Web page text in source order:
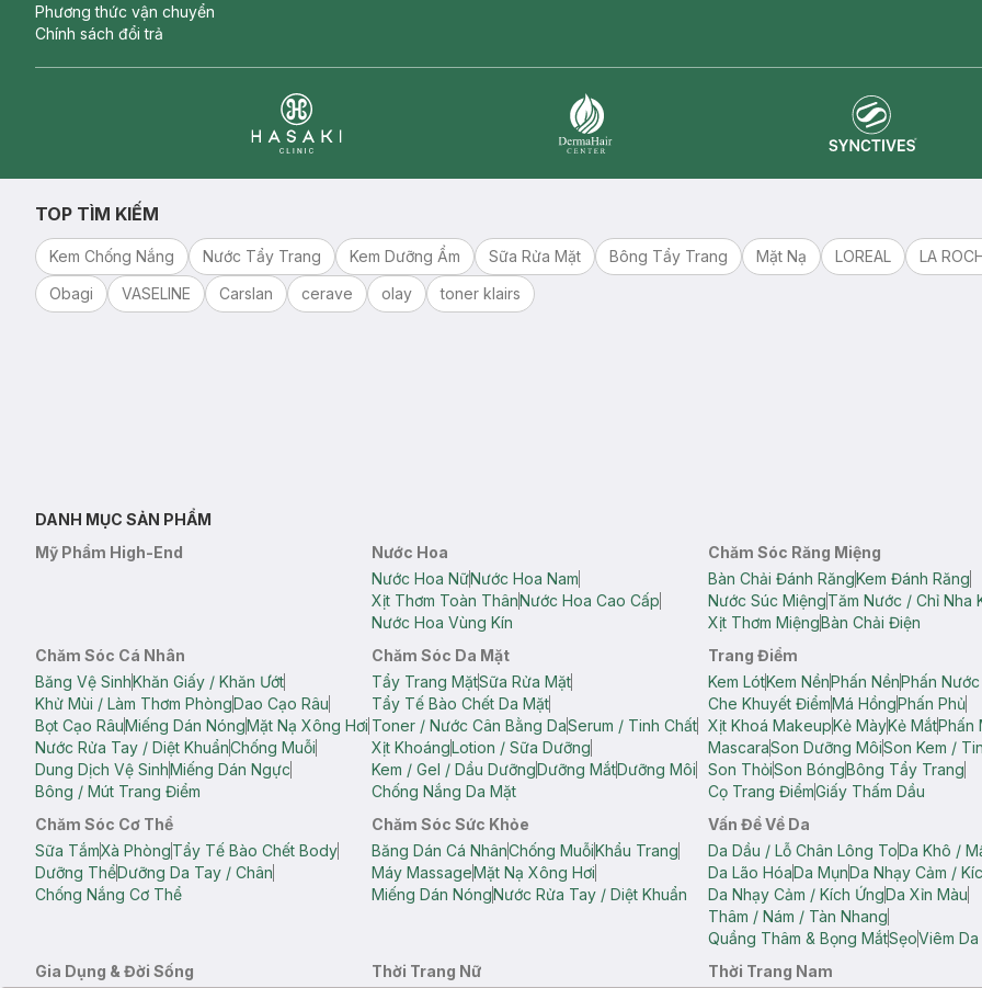
Phương thức vận chuyển
Chính sách đổi trả
TOP TÌM KIẾM
Kem Chống Nắng Nước Tẩy Trang Kem Dưỡng Ẩm Sữa Rửa Mặt Bông Tẩy Trang Mặt Nạ LOREAL
LA
Obagi
VASELINE Carslan cerave olay toner klairs
DANH MỤC SẢN PHẨM
Mỹ Phẩm High-End
Nước Hoa
Nước Hoa NữNước Hoa Nam
Xịt Thơm Toàn ThânNước Hoa Cao Cấp
Nước Hoa Vùng Kín
Chăm Sóc Răng Miệng
Bàn Chải Đánh RăngKem Đánh Răng
Nước Súc MiệngTăm Nước / Chỉ Nha
Xịt Thơm MiệngBàn Chải Điện
Chăm Sóc Cá Nhân
Băng Vệ SinhKhăn Giấy / Khăn Ướt
Khử Mùi / Làm Thơm PhòngDao Cạo Râu
Bọt Cạo RâuMiếng Dán NóngMặt Nạ Xông Hơi
Nước Rửa Tay / Diệt KhuẩnChống Muỗi
Dung Dịch Vệ SinhMiếng Dán Ngực
Bông / Mút Trang Điểm
Chăm Sóc Da Mặt
Tẩy Trang MặtSữa Rửa Mặt
Tẩy Tế Bào Chết Da Mặt
Toner / Nước Cân Bằng DaSerum / Tinh Chất
Xịt KhoángLotion / Sữa Dưỡng
Kem / Gel / Dầu DưỡngDưỡng MắtDưỡng Môi
Chống Nắng Da Mặt
Trang Điểm
Kem LótKem NềnPhấn NềnPhấn
Che Khuyết ĐiểmMá HồngPhấn Phủ
Xịt Khoá MakeupKẻ MàyKẻ MắtPhấn
MascaraSon Dưỡng MôiSon Kem /
Son ThỏiSon BóngBông Tẩy Trang
Cọ Trang ĐiểmGiấy Thấm Dầu
Chăm Sóc Cơ Thể
Sữa TắmXà PhòngTẩy Tế Bào Chết Body
Dưỡng ThểDưỡng Da Tay / Chân
Chống Nắng Cơ Thể
Chăm Sóc Sức Khỏe
Băng Dán Cá NhânChống MuỗiKhẩu Trang
Máy MassageMặt Nạ Xông Hơi
Miếng Dán NóngNước Rửa Tay / Diệt Khuẩn
Vấn Đề Về Da
Da Dầu / Lỗ Chân Lông ToDa Khô /
Da Lão HóaDa MụnDa Nhạy Cảm /
Da Nhạy Cảm / Kích ỨngDa Xỉn Màu
Thâm / Nám / Tàn Nhang
Quầng Thâm & Bọng MắtSẹoViêm
Gia Dụng & Đời Sống
Thời Trang Nữ Thời Trang Nam